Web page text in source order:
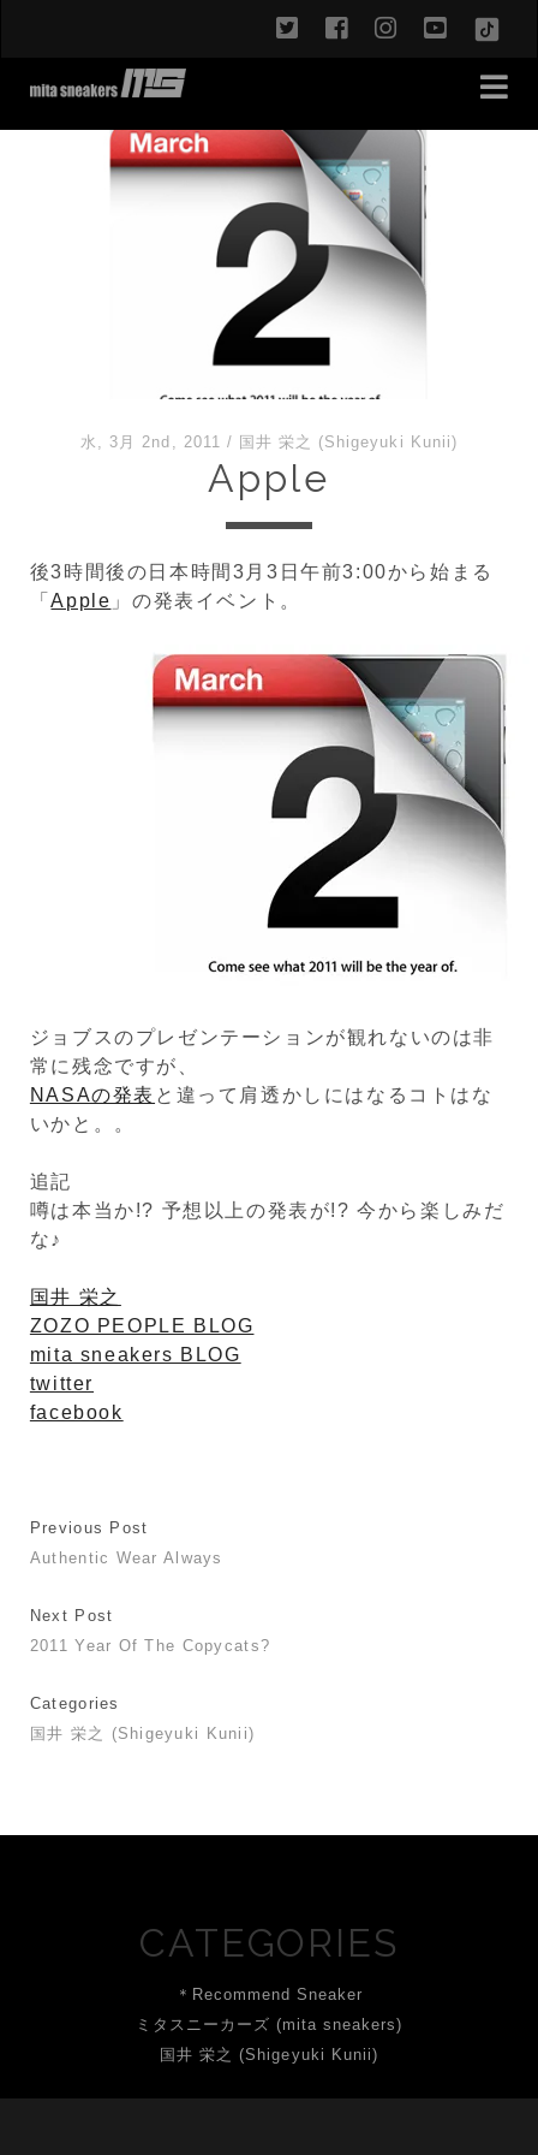
twitterfacebookinstagram
水, 3月 2nd, 2011 / 国井 栄之 (Shigeyuki Kunii)
Apple
後3時間後の日本時間3月3日午前3:00から始まる
「Apple 」の発表イベント。
ジョブスのプレゼンテーションが観れないのは非
常に残念ですが、
NASAの発表 と違って肩透かしにはなるコトはな
いかと。。
追記
噂は本当か!? 予想以上の発表が!? 今から楽しみだ
な♪
国井 栄之
ZOZO PEOPLE BLOG
mita sneakers BLOG
twitter
facebook
Previous Post
Authentic Wear Always
Next Post
2011 Year Of The Copycats?
Categories
国井 栄之 (Shigeyuki Kunii)
CATEGORIES
＊Recommend Sneaker
ミタスニーカーズ (mita sneakers)
国井 栄之 (Shigeyuki Kunii)